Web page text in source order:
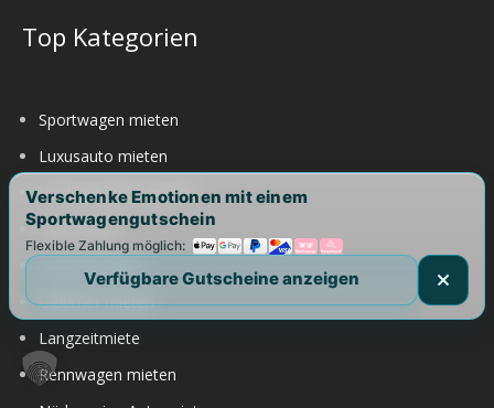
Top Kategorien
Sportwagen mieten
Luxusauto mieten
Hochzeitsauto mieten
SUV mieten
Oldtimer mieten
Langzeitmiete
Rennwagen mieten
Verschenke Emotionen mit einem
Sportwagengutschein
Flexible Zahlung möglich:
Verfügbare Gutscheine anzeigen